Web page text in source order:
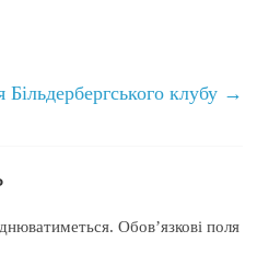
Більдербергського клубу →
Обов’язкові поля